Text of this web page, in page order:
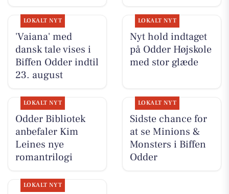
LOKALT NYT
'Vaiana' med
dansk tale vises i
Biffen Odder indtil
23. august
LOKALT NYT
Nyt hold indtaget
på Odder Højskole
med stor glæde
LOKALT NYT
Odder Bibliotek
anbefaler Kim
Leines nye
romantrilogi
LOKALT NYT
Sidste chance for
at se Minions &
Monsters i Biffen
Odder
LOKALT NYT